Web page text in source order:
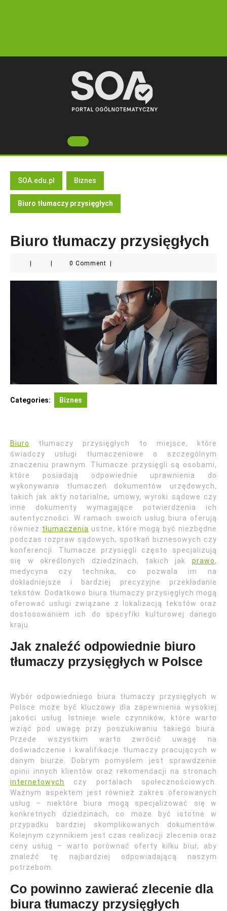
Open
Button
SOA.edu.pl Biznes
Biuro tłumaczy przysięgłych
Biuro tłumaczy przysięgłych
0 Comment
Categories: Biznes
Biuro
tłumaczy przysięgłych to miejsce, które
świadczy usługi tłumaczeniowe o szczególnym
znaczeniu prawnym. Tłumacze przysięgli są osobami,
które posiadają odpowiednie uprawnienia do
wykonywania tłumaczeń dokumentów urzędowych,
takich jak akty notarialne, umowy, wyroki sądowe czy
inne dokumenty wymagające potwierdzenia ich
autentyczności. W ramach swoich usług biura oferują
również tłumaczenia ustne, które mogą być niezbędne
podczas rozpraw sądowych, spotkań biznesowych czy
konferencji. Tłumacze przysięgli często specjalizują
się w określonych dziedzinach, takich jak prawo,
medycyna czy technika, co pozwala im na
dokładniejsze i bardziej precyzyjne przekładanie
tekstów. Dodatkowo biura tłumaczy przysięgłych mogą
oferować usługi związane z lokalizacją tekstów oraz
dostosowaniem ich do specyfiki kulturowej danego
kraju.
Jak znaleźć odpowiednie biuro
tłumaczy przysięgłych w Polsce
Wybór odpowiedniego biura tłumaczy przysięgłych w
Polsce może być kluczowy dla zapewnienia wysokiej
jakości usług. Istnieje wiele czynników, które warto
wziąć pod uwagę przy poszukiwaniu takiego biura.
Przede wszystkim warto zwrócić uwagę na
doświadczenie i kwalifikacje tłumaczy pracujących w
danym biurze. Dobrym pomysłem jest sprawdzenie
opinii innych klientów oraz rekomendacji na stronach
internetowych
czy portalach społecznościowych.
Ważnym aspektem jest również zakres oferowanych
usług – niektóre biura mogą specjalizować się w
konkretnych dziedzinach, co może być istotne w
przypadku bardziej skomplikowanych dokumentów.
Kolejnym czynnikiem jest czas realizacji zlecenia oraz
ceny usług – warto porównać oferty kilku biur, aby
znaleźć tę najbardziej odpowiadającą naszym
potrzebom.
Co powinno zawierać zlecenie dla
biura tłumaczy przysięgłych